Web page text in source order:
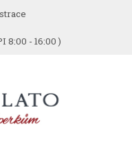
8:00 - 16:00 )